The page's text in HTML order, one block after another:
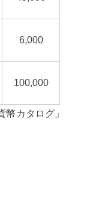
6,000
100,000
カタログ」